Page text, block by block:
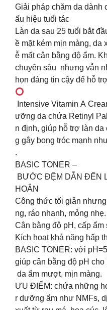
Giải pháp chăm da dành
ấu hiệu tuổi tác
️️Làn da sau 25 tuổi bắt
ề mặt kém mịn màng, da
ễ mất cân bằng độ ẩm.
chuyên sâu nhưng vẫn
họn đáng tin cậy để hỗ
Intensive Vitamin A
ưỡng da chứa Retinyl
n định, giúp hỗ trợ làn
g gây bong tróc mạnh
.
BASIC TONER –
BƯỚC ĐỆM DẪN ĐẾN
HOẮN
Công thức tối giản
ng, ráo nhanh, mỏng nhẹ.
Cân bằng độ pH, cấp ẩm
Kích hoạt khả năng hấp
BASIC TONER: với
giúp cân bằng độ pH
da ẩm mượt, mịn màng.
ƯU ĐIỂM: chứa những
r dưỡng ẩm như NMFs,